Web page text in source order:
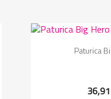
Paturica